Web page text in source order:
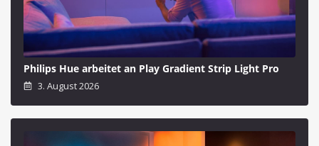
Philips Hue arbeitet an Play Gradient Strip Light Pro
3. August 2026